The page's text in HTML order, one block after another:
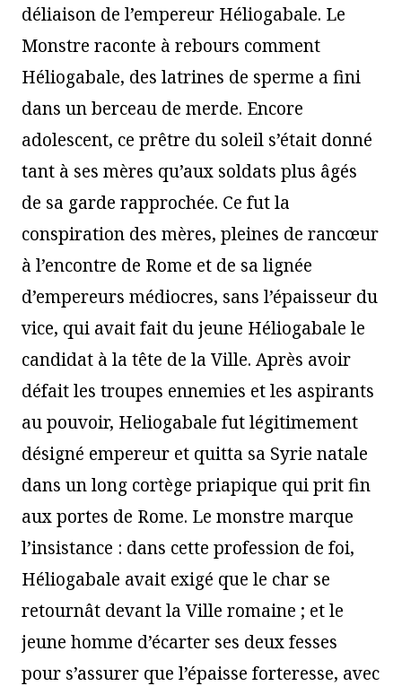
déliaison de l’empereur Héliogabale. Le
Monstre raconte à rebours comment
Héliogabale, des latrines de sperme a fini
dans un berceau de merde. Encore
adolescent, ce prêtre du soleil s’était donné
tant à ses mères qu’aux soldats plus âgés
de sa garde rapprochée. Ce fut la
conspiration des mères, pleines de rancœur
à l’encontre de Rome et de sa lignée
d’empereurs médiocres, sans l’épaisseur du
vice, qui avait fait du jeune Héliogabale le
candidat à la tête de la Ville. Après avoir
défait les troupes ennemies et les aspirants
au pouvoir, Heliogabale fut légitimement
désigné empereur et quitta sa Syrie natale
dans un long cortège priapique qui prit fin
aux portes de Rome. Le monstre marque
l’insistance : dans cette profession de foi,
Héliogabale avait exigé que le char se
retournât devant la Ville romaine ; et le
jeune homme d’écarter ses deux fesses
pour s’assurer que l’épaisse forteresse, avec